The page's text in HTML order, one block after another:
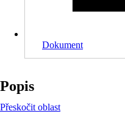
Dokument
Popis
Přeskočit oblast